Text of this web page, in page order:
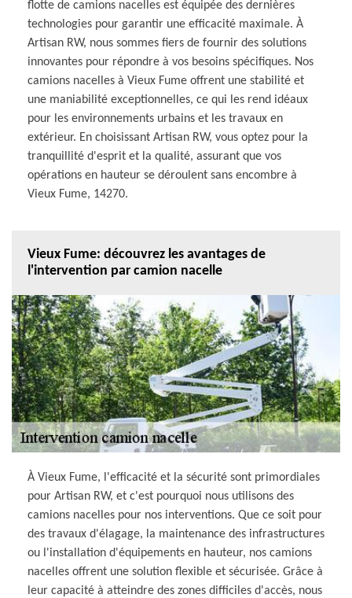
flotte de camions nacelles est équipée des dernières
technologies pour garantir une efficacité maximale. À
Artisan RW, nous sommes fiers de fournir des solutions
innovantes pour répondre à vos besoins spécifiques. Nos
camions nacelles à Vieux Fume offrent une stabilité et
une maniabilité exceptionnelles, ce qui les rend idéaux
pour les environnements urbains et les travaux en
extérieur. En choisissant Artisan RW, vous optez pour la
tranquillité d'esprit et la qualité, assurant que vos
opérations en hauteur se déroulent sans encombre à
Vieux Fume, 14270.
Vieux Fume: découvrez les avantages de
l'intervention par camion nacelle
À Vieux Fume, l'efficacité et la sécurité sont primordiales
pour Artisan RW, et c'est pourquoi nous utilisons des
camions nacelles pour nos interventions. Que ce soit pour
des travaux d'élagage, la maintenance des infrastructures
ou l'installation d'équipements en hauteur, nos camions
nacelles offrent une solution flexible et sécurisée. Grâce à
leur capacité à atteindre des zones difficiles d'accès, nous